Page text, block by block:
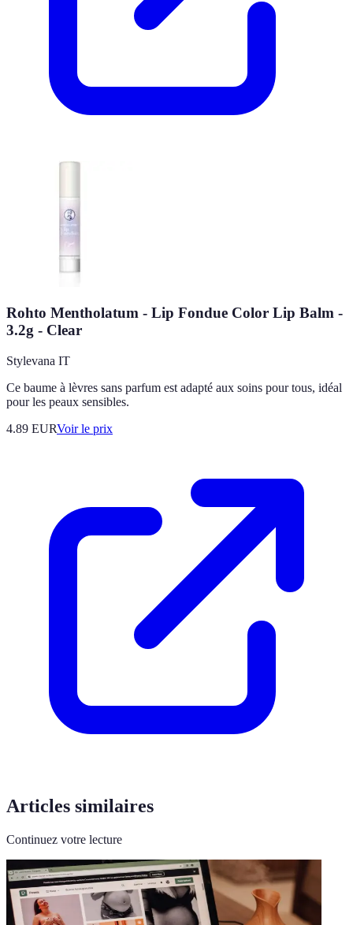
Rohto Mentholatum - Lip Fondue Color Lip Balm -
3.2g - Clear
Stylevana IT
Ce baume à lèvres sans parfum est adapté aux soins pour tous, idéal
pour les peaux sensibles.
4.89 EURVoir le prix
Articles similaires
Continuez votre lecture